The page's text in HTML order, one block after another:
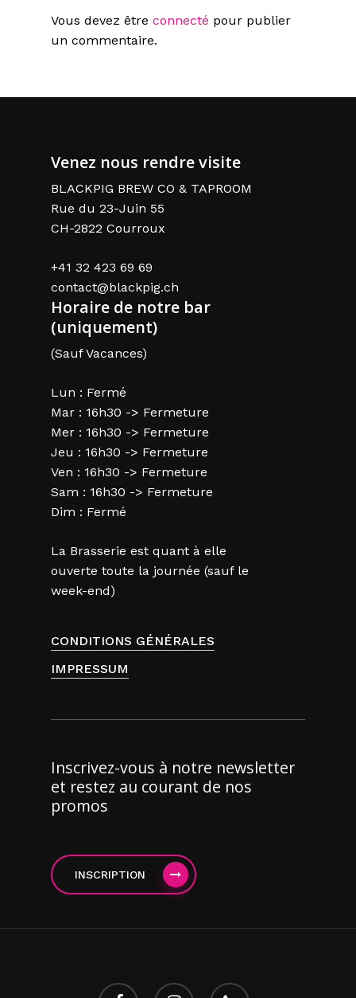
Vous devez être connecté pour publier
un commentaire.
Venez nous rendre visite
BLACKPIG BREW CO & TAPROOM
Rue du 23-Juin 55
CH-2822 Courroux
+41 32 423 69 69
contact@blackpig.ch
Horaire de notre bar
(uniquement)
(Sauf Vacances)
Lun : Fermé
Mar : 16h30 -> Fermeture
Mer : 16h30 -> Fermeture
Jeu : 16h30 -> Fermeture
Ven : 16h30 -> Fermeture
Sam : 16h30 -> Fermeture
Dim : Fermé
La Brasserie est quant à elle
ouverte toute la journée (sauf le
week-end)
CONDITIONS GÉNÉRALES
IMPRESSUM
Inscrivez-vous à notre newsletter
et restez au courant de nos
promos
INSCRIPTION
facebook instagram phone